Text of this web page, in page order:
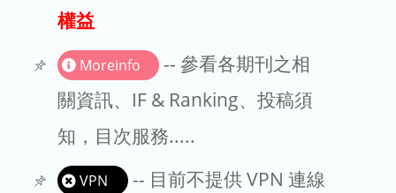
文章處理費
EndNote
權益
Moreinfo
-- 參看各期刊之相
關資訊、IF & Ranking、投稿須
知，目次服務.....
VPN
-- 目前不提供 VPN 連線